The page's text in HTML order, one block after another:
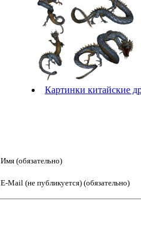
Картинки китайские
Имя (обязательно)
E-Mail (не публикуется) (обязательно)